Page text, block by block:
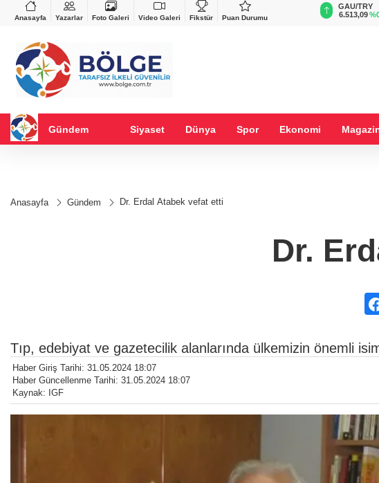
Anasayfa Yazarlar Foto Galeri Video Galeri Fikstür Puan Durumu
%0,37
VND
0,0018
%0,06
GAU/TRY
6.513,09%0,32
BIST 100
13.798,82
Gündem Siyaset Dünya Spor Ekonomi
Anasayfa Gündem Dr. Erdal Atabek vefat etti
Dr.
Tıp, edebiyat ve gazetecilik alanlarında ülkemizin önemli
Haber Giriş Tarihi: 31.05.2024 18:07
Haber Güncellenme Tarihi: 31.05.2024 18:07
Kaynak: IGF